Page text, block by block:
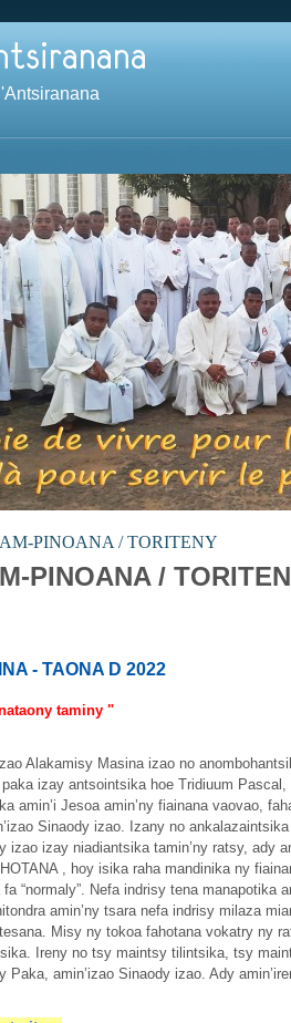
PINOANA / TORITENY
PINOANA /
- TAONA D 2022
taminy "
Alakamisy Masina izao no
izay antsointsika hoe Tridiuum
amin’i Jesoa amin’ny fiainana vaovao,
Sinaody izao. Izany no
izao izay niadiantsika tamin’ny ratsy, ady
, hoy isika raha mandinika ny
“normaly”. Nefa indrisy tena manapotika
amin’ny tsara nefa indrisy milaza
Misy ny tokoa fahotana vokatry ny
Ireny no tsy maintsy tilintsika, tsy
Paka, amin’izao Sinaody izao. Ady